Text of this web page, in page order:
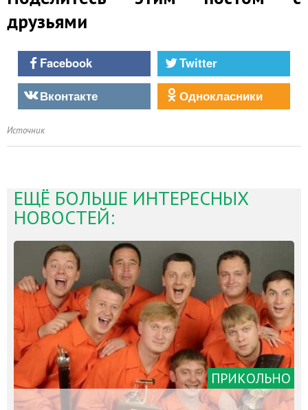
друзьями
Facebook
Twitter
Вконтакте
Однокласники
Источник
ЕЩЁ БОЛЬШЕ ИНТЕРЕСНЫХ
НОВОСТЕЙ:
ПРИКОЛЬНО